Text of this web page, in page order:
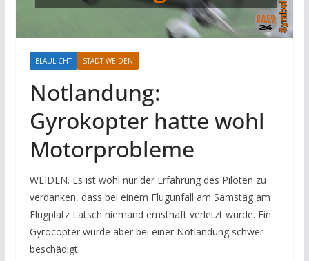
BLAULICHT STADT WEIDEN
Notlandung:
Gyrokopter hatte wohl
Motorprobleme
WEIDEN. Es ist wohl nur der Erfahrung des Piloten zu
verdanken, dass bei einem Flugunfall am Samstag am
Flugplatz Latsch niemand ernsthaft verletzt wurde. Ein
Gyrocopter wurde aber bei einer Notlandung schwer
beschädigt.